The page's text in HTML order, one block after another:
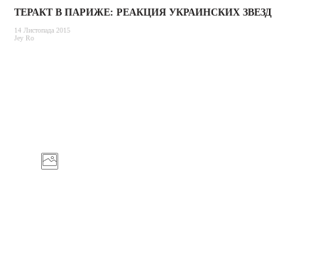
ТЕРАКТ В ПАРИЖЕ: РЕАКЦИЯ УКРАИНСКИХ ЗВЕЗД
14 Листопада 2015
Jey Ro